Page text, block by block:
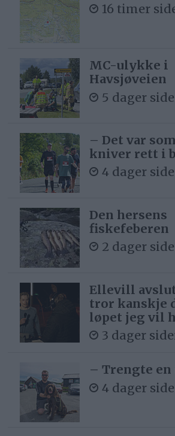
16 timer
MC-ulykke i
Havsjøveien
5 dager
– Det var
kniver rett i
4 dager
Den hersens
fiskefeberen
2 dager
Ellevill
tror kanskje
løpet jeg vil
3 dager
– Trengte
4 dager